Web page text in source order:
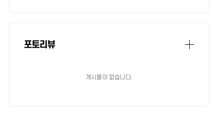
포토리뷰
게시물이 없습니다.